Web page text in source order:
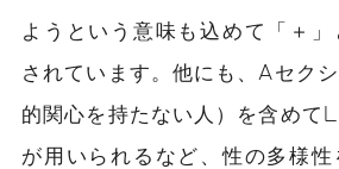
ようという意味も込めて「＋
されています。他にも、Aセク
的関心を持たない人）を含めて
が用いられるなど、性の多様